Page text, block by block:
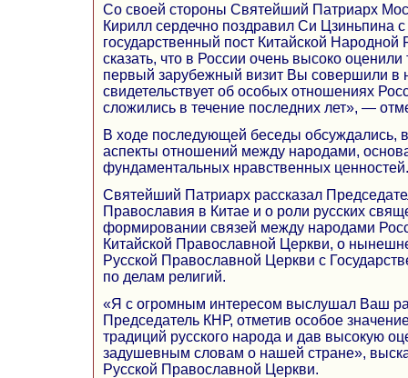
Со своей стороны Святейший Патриарх
Кирилл сердечно поздравил Си Цзиньпина
государственный пост Китайской Народной
сказать, что в России очень высоко оценили
первый зарубежный визит Вы совершили в
свидетельствует об особых отношениях
сложились в течение последних лет», —
В ходе последующей беседы обсуждались,
аспекты отношений между народами,
фундаментальных нравственных ценностей.
Святейший Патриарх рассказал
Православия в Китае и о роли русских
формировании связей между народами
Китайской Православной Церкви, о
Русской Православной Церкви с
по делам религий.
«Я с огромным интересом выслушал Ваш
Председатель КНР, отметив особое
традиций русского народа и дав высокую
задушевным словам о нашей стране»,
Русской Православной Церкви.